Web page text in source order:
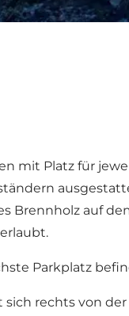
mit Platz für
auf
Parkplatz
sich rechts von